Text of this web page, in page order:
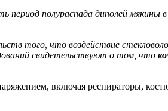
период полураспада диполей
того, что воздействие
свидетельствуют о том, что
включая респираторы,